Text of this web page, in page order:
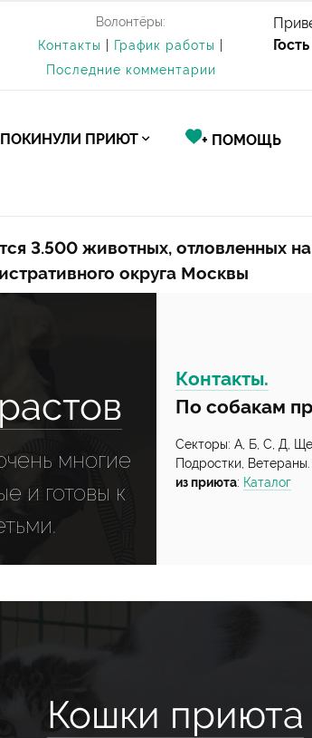
Волонтёры:
Контакты
График работы
Последние комментарии
Гость
ПОКИНУЛИ ПРИЮТ + ПОМОЩЬ
3.500 животных, отловленных
округа Москвы
многие
и готовы к
Контакты.
По собакам
Секторы: А, Б, С, Д,
Подростки, Ветераны.
из приюта: Каталог
Кошки приюта